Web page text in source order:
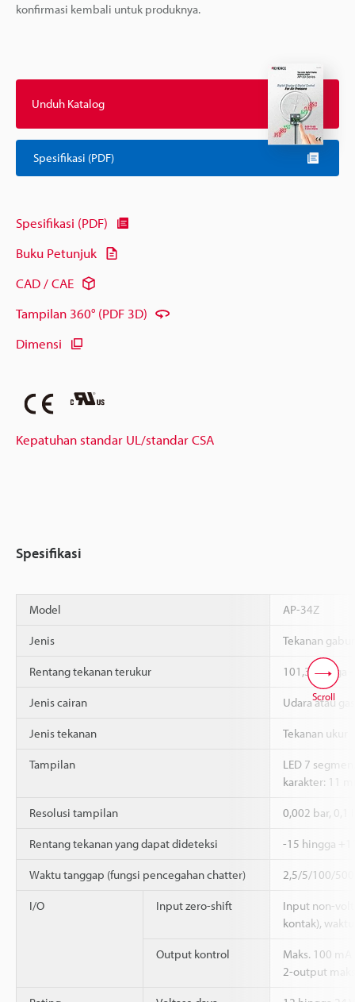
konfirmasi kembali untuk produknya.
Unduh Katalog
Spesifikasi (PDF)
Spesifikasi (PDF)
Buku Petunjuk
CAD / CAE
Tampilan 360° (PDF 3D)
Dimensi
Kepatuhan standar UL/standar CSA
Spesifikasi
Model AP-34Z
Jenis Tekanan
Rentang tekanan terukur 101,3 hingga
Jenis cairan Udara atau
Jenis tekanan Tekanan ukur
Tampilan
LED 7
karakter: 11
Resolusi tampilan 0,002 bar, 0,1
Rentang tekanan yang dapat dideteksi -15 hingga
Waktu tanggap (fungsi pencegahan chatter) 2,5/5/100/
I/O Input zero-shift
Input non-
kontak),
Output kontrol
Maks. 100 mA
2-output
Scroll